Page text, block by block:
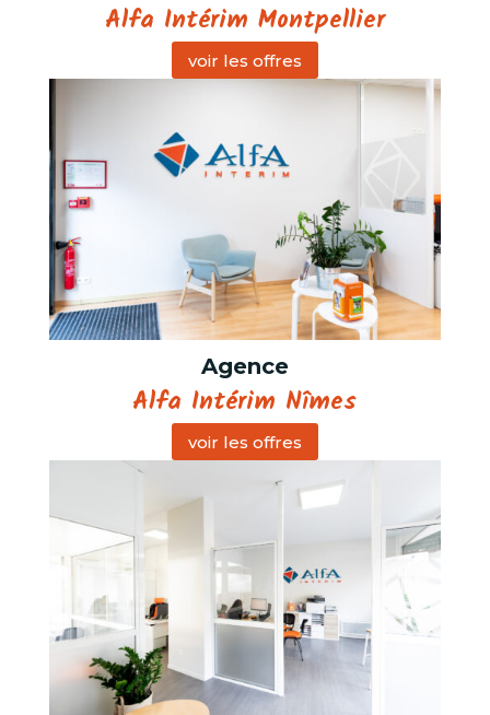
Alfa Intérim Montpellier
voir les offres
Agence
Alfa Intérim Nîmes
voir les offres